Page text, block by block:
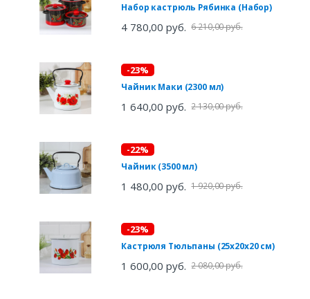
Набор кастрюль Рябинка (Набор)
4 780,00 руб. 6 210,00 руб.
-23%
Чайник Маки (2300 мл)
1 640,00 руб. 2 130,00 руб.
-22%
Чайник (3500 мл)
1 480,00 руб. 1 920,00 руб.
-23%
Кастрюля Тюльпаны (25х20х20 см)
1 600,00 руб. 2 080,00 руб.